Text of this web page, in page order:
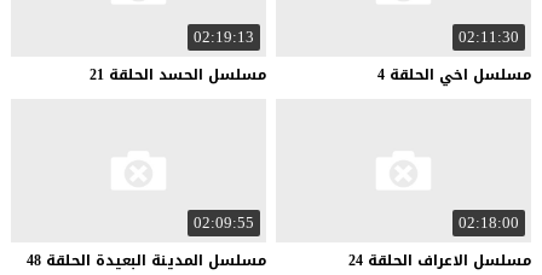
02:11:30
مسلسل اخي الحلقة 4
02:19:13
مسلسل الحسد الحلقة 21
02:18:00
مسلسل الاعراف الحلقة 24
02:09:55
مسلسل المدينة البعيدة الحلقة 48